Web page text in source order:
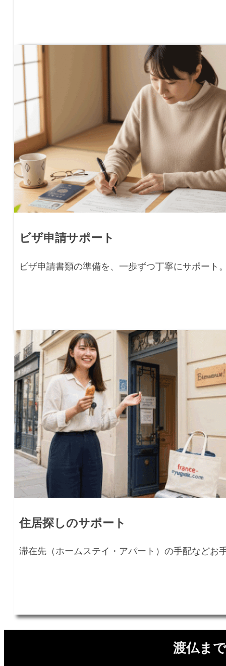
ビザ申請サポート
ビザ申請書類の準備を、一歩ずつ丁寧にサポー
住居探しのサポート
滞在先（ホームステイ・アパート）の手配などお
渡仏ま